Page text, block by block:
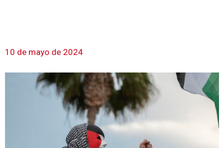
10 de mayo de 2024